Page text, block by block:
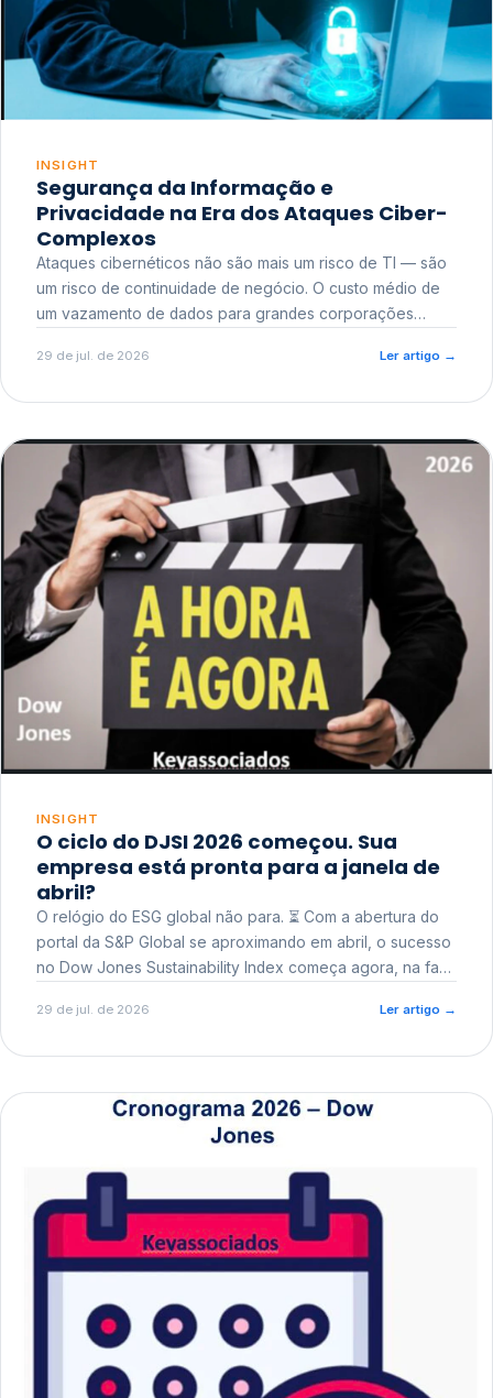
INSIGHT
Segurança da Informação e
Privacidade na Era dos Ataques Ciber-
Complexos
Ataques cibernéticos não são mais um risco de TI — são
um risco de continuidade de negócio. O custo médio de
um vazamento de dados para grandes corporações
reputacional e o risco regulatório junto a órgãos como a
29 de jul. de 2026 Ler artigo →
INSIGHT
O ciclo do DJSI 2026 começou. Sua
empresa está pronta para a janela de
abril?
O relógio do ESG global não para. ⏳ Com a abertura do
portal da S&P Global se aproximando em abril, o sucesso
no Dow Jones Sustainability Index começa agora, na fase
29 de jul. de 2026 Ler artigo →